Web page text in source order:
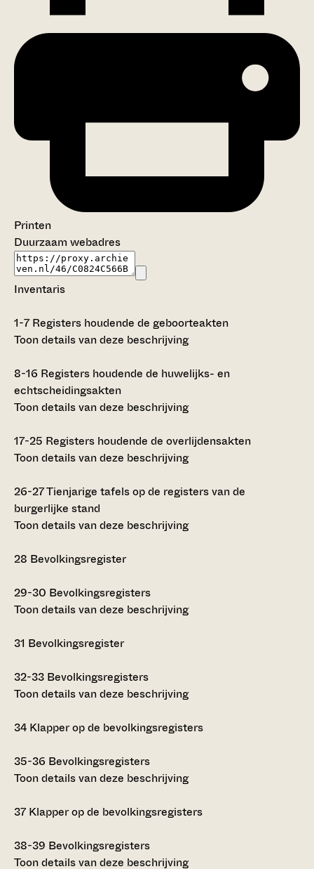
Printen
Duurzaam webadres
Inventaris
1-7 Registers houdende de geboorteakten
Toon details van deze beschrijving
8-16 Registers houdende de huwelijks- en
echtscheidingsakten
Toon details van deze beschrijving
17-25 Registers houdende de overlijdensakten
Toon details van deze beschrijving
26-27Tienjarige tafels op de registers van de
burgerlijke stand
Toon details van deze beschrijving
28 Bevolkingsregister
29-30 Bevolkingsregisters
Toon details van deze beschrijving
31 Bevolkingsregister
32-33 Bevolkingsregisters
Toon details van deze beschrijving
34 Klapper op de bevolkingsregisters
35-36 Bevolkingsregisters
Toon details van deze beschrijving
37 Klapper op de bevolkingsregisters
38-39 Bevolkingsregisters
Toon details van deze beschrijving